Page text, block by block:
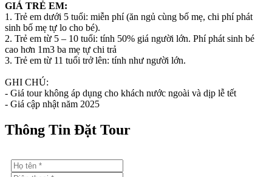
GIÁ TRẺ EM:
1. Trẻ em dưới 5 tuổi: miễn phí (ăn ngủ cùng bố mẹ, chi phí phát
sinh bố mẹ tự lo cho bé).
2. Trẻ em từ 5 – 10 tuổi: tính 50% giá người lớn. Phí phát sinh bé
cao hơn 1m3 ba mẹ tự chi trả
3. Trẻ em từ 11 tuổi trở lên: tính như người lớn.
GHI CHÚ:
- Giá tour không áp dụng cho khách nước ngoài và dịp lễ tết
- Giá cập nhật năm 2025
Thông Tin Đặt Tour